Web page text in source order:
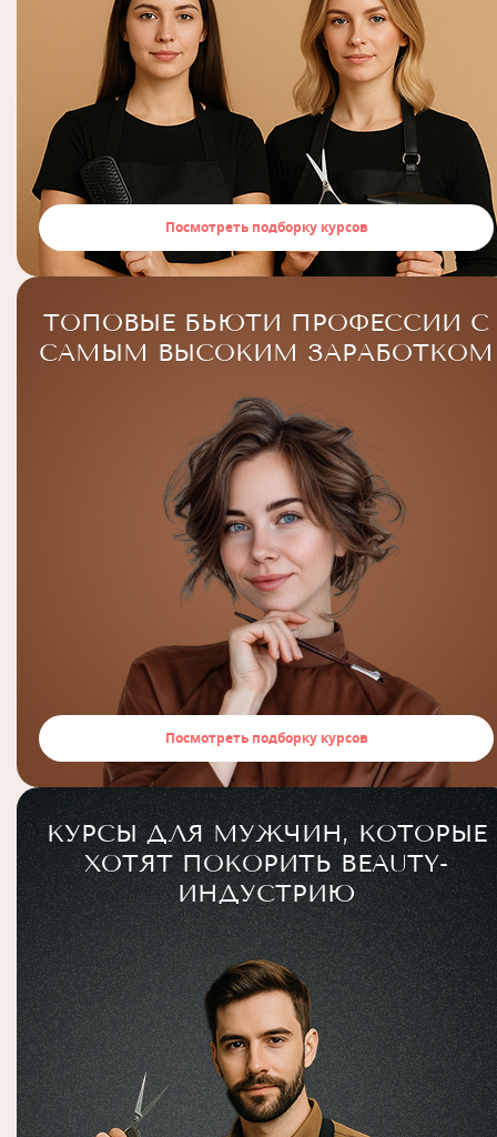
Посмотреть подборку курсов
ТОПОВЫЕ БЬЮТИ ПРОФЕССИИ С
САМЫМ ВЫСОКИМ ЗАРАБОТКОМ
Посмотреть подборку курсов
КУРСЫ ДЛЯ МУЖЧИН, КОТОРЫЕ
ХОТЯТ ПОКОРИТЬ BEAUTY-
ИНДУСТРИЮ